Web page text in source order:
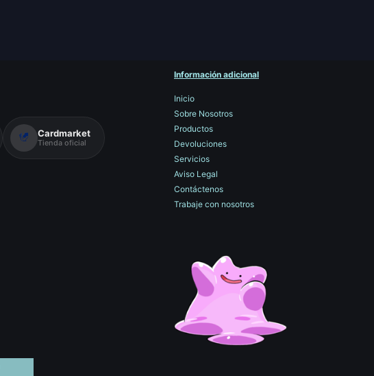
Cardmarket
Tienda oficial
Información adicional
Inicio
Sobre Nosotros
Productos
Devoluciones
Servicios
Aviso Legal
Contáctenos
Trabaje con nosotros